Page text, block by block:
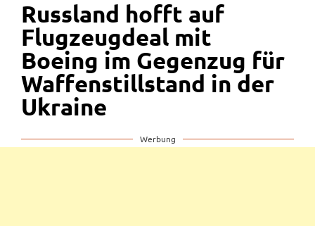
Russland hofft auf
Flugzeugdeal mit
Boeing im Gegenzug für
Waffenstillstand in der
Ukraine
Werbung